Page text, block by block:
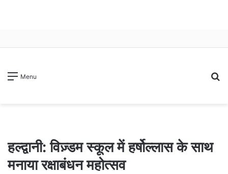
Menu
हल्द्वानी: विज़्डम स्कूल में हर्षोल्लास के साथ
मनाया रक्षाबंधन महोत्सव